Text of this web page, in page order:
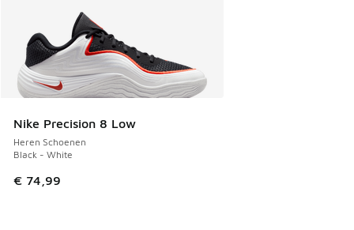
Nike Precision 8 Low
Heren Schoenen
Black - White
€ 74,99